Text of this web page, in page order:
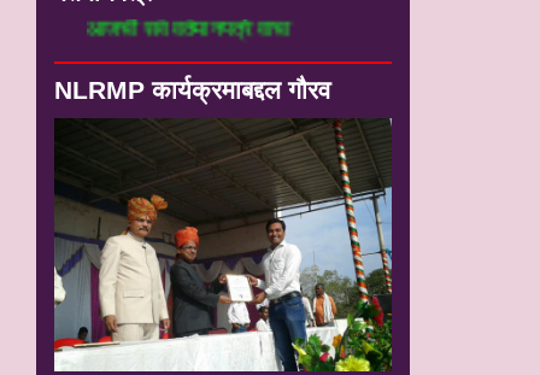
आजची सर्व वर्तमानपत्रे वाचा
NLRMP कार्यक्रमाबद्दल गौरव